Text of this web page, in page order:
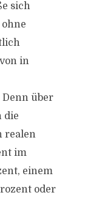
sich
in
über
die
realen
im
einem
oder